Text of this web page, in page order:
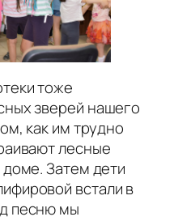
тоже
зверей нашего
как им трудно
лесные
Затем дети
встали в
песню мы